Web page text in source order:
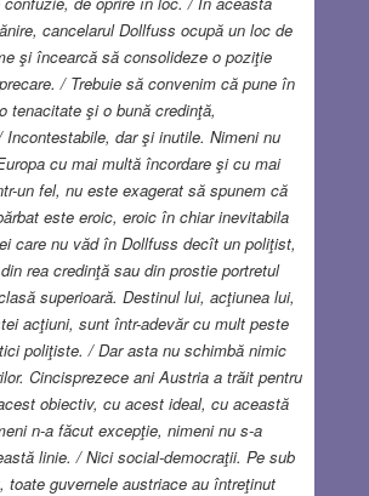
cancelarul Dollfuss ocupă un loc de
şi încearcă să consolideze o poziţie
/ Trebuie să convenim că pune în
tenacitate şi o bună credinţă,
Incontestabile, dar şi inutile. Nimeni nu
cu mai multă încordare şi cu mai
un fel, nu este exagerat să spunem că
este eroic, eroic în chiar inevitabila
care nu văd în Dollfuss decît un poliţist,
rea credinţă sau din prostie portretul
superioară. Destinul lui, acţiunea lui,
acţiuni, sunt într-adevăr cu mult peste
poliţiste. / Dar asta nu schimbă nimic
Cincisprezece ani Austria a trăit pentru
obiectiv, cu acest ideal, cu această
n-a făcut excepţie, nimeni nu s-a
linie. / Nici social-democraţii. Pe sub
toate guvernele austriace au întreţinut